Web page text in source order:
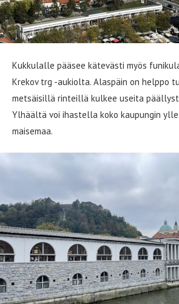
Kukkulalle pääsee kätevästi myös
Krekov trg -aukiolta. Alaspäin on helppo
metsäisillä rinteillä kulkee useita
Ylhäältä voi ihastella koko kaupungin
maisemaa.